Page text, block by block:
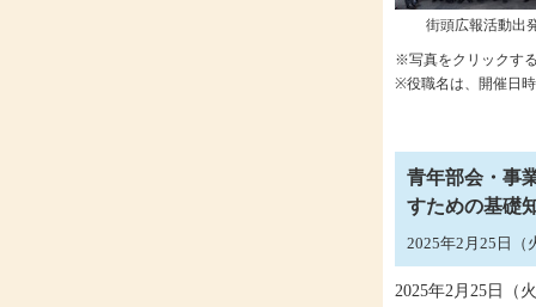
街頭広報活動出
※写真をクリックす
※役職名は、開催日
青年部会・事
すための基礎
2025年2月25日（
2025年2月25日（